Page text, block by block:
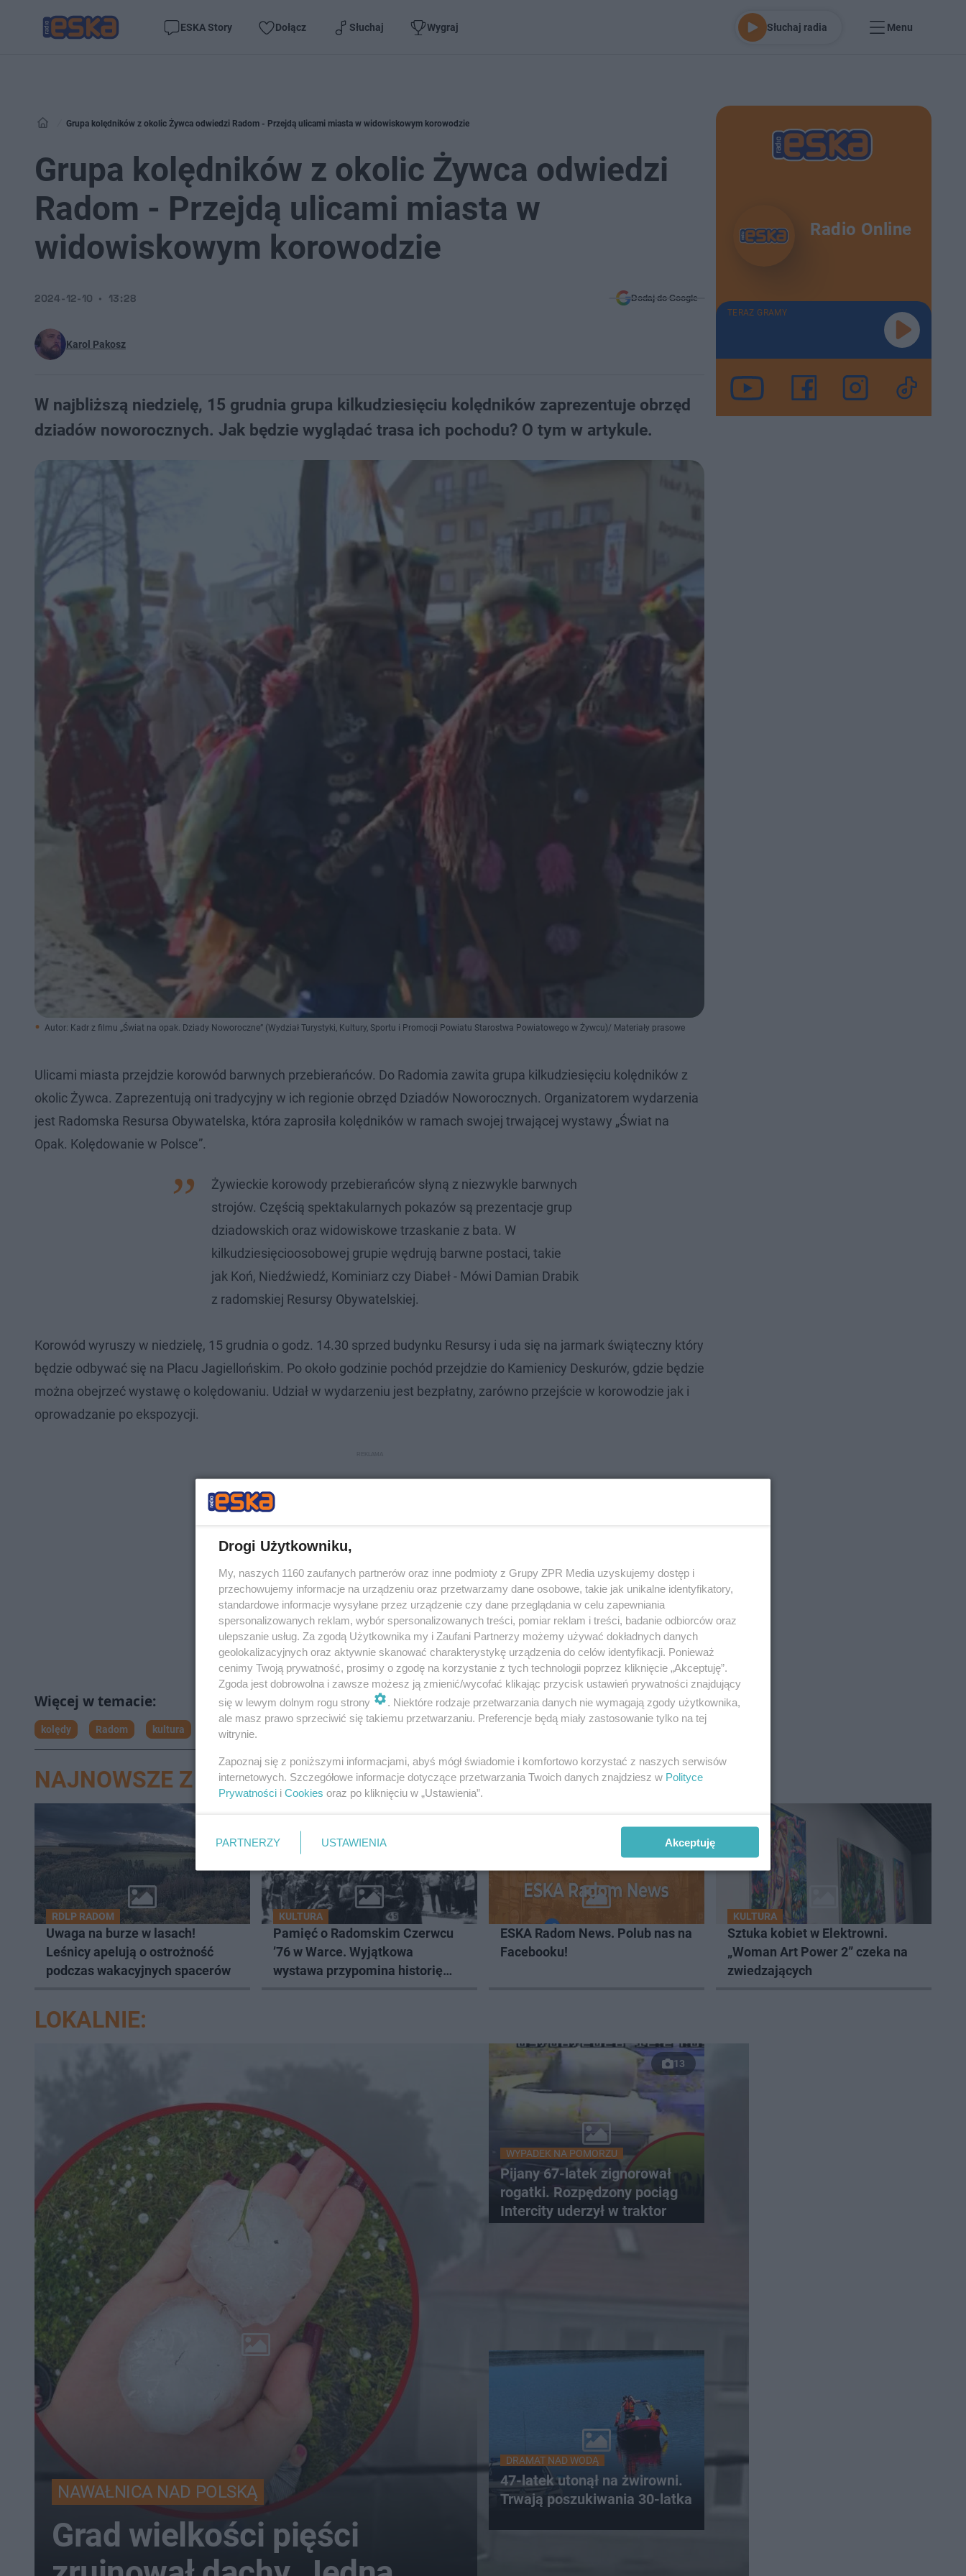
ESKA Story Dołącz Słuchaj Wygraj Słuchaj radia Menu
Grupa kolędników z okolic Żywca odwiedzi Radom - Przejdą ulicami miasta w widowiskowym korowodzie
Grupa kolędników z okolic Żywca odwiedzi
Radom - Przejdą ulicami miasta w
widowiskowym korowodzie
Karol Pakosz
2024-12-10 13:28 Dodaj do Google
W najbliższą niedzielę, 15 grudnia grupa kilkudziesięciu kolędników zaprezentuje obrzęd
dziadów noworocznych. Jak będzie wyglądać trasa ich pochodu? O tym w artykule.
Autor: Kadr z filmu „Świat na opak. Dziady Noworoczne” (Wydział Turystyki, Kultury, Sportu i Promocji Powiatu Starostwa Powiatowego w Żywcu)/ Materiały prasowe
Ulicami miasta przejdzie korowód barwnych przebierańców. Do Radomia zawita grupa kilkudziesięciu kolędników z
okolic Żywca. Zaprezentują oni tradycyjny w ich regionie obrzęd Dziadów Noworocznych. Organizatorem wydarzenia
jest Radomska Resursa Obywatelska, która zaprosiła kolędników w ramach swojej trwającej wystawy „Świat na
Opak. Kolędowanie w Polsce”.
Żywieckie korowody przebierańców słyną z niezwykle barwnych
strojów. Częścią spektakularnych pokazów są prezentacje grup
dziadowskich oraz widowiskowe trzaskanie z bata. W
kilkudziesięcioosobowej grupie wędrują barwne postaci, takie
jak Koń, Niedźwiedź, Kominiarz czy Diabeł - Mówi Damian Drabik
z radomskiej Resursy Obywatelskiej.
Korowód wyruszy w niedzielę, 15 grudnia o godz. 14.30 sprzed budynku Resursy i uda się na jarmark świąteczny który
będzie odbywać się na Placu Jagiellońskim. Po około godzinie pochód przejdzie do Kamienicy Deskurów, gdzie będzie
można obejrzeć wystawę o kolędowaniu. Udział w wydarzeniu jest bezpłatny, zarówno przejście w korowodzie jak i
oprowadzanie po ekspozycji.
kolędy Radom kultura
Radio Online
TERAZ GRAMY
NAJNOWSZE Z DZIAŁU RADOM
RDLP RADOM
Uwaga na burze w lasach!
Leśnicy apelują o ostrożność
podczas wakacyjnych spacerów
KULTURA
Pamięć o Radomskim Czerwcu
’76 w Warce. Wyjątkowa
wystawa przypomina historię
ESKA Radom News. Polub nas na
Facebooku!
KULTURA
Sztuka kobiet w Elektrowni.
„Woman Art Power 2” czeka na
zwiedzających
LOKALNIE:
NAWAŁNICA NAD POLSKĄ
Grad wielkości pięści
13
WYPADEK NA POMORZU
Pijany 67-latek zignorował
rogatki. Rozpędzony pociąg
Intercity uderzył w traktor
DRAMAT NAD WODĄ
47-latek utonął na żwirowni.
Trwają poszukiwania 30-latka
Drogi Użytkowniku,
My, naszych 1160 zaufanych partnerów oraz inne podmioty z Grupy ZPR Media uzyskujemy dostęp i
przechowujemy informacje na urządzeniu oraz przetwarzamy dane osobowe, takie jak unikalne identyfikatory,
standardowe informacje wysyłane przez urządzenie czy dane przeglądania w celu zapewniania
spersonalizowanych reklam, wybór spersonalizowanych treści, pomiar reklam i treści, badanie odbiorców oraz
ulepszanie usług. Za zgodą Użytkownika my i Zaufani Partnerzy możemy używać dokładnych danych
geolokalizacyjnych oraz aktywnie skanować charakterystykę urządzenia do celów identyfikacji. Ponieważ
cenimy Twoją prywatność, prosimy o zgodę na korzystanie z tych technologii poprzez kliknięcie „Akceptuję”.
Zgoda jest dobrowolna i zawsze możesz ją zmienić/wycofać klikając przycisk ustawień prywatności znajdujący
się w lewym dolnym rogu strony
. Niektóre rodzaje przetwarzania danych nie wymagają zgody użytkownika,
ale masz prawo sprzeciwić się takiemu przetwarzaniu. Preferencje będą miały zastosowanie tylko na tej
witrynie.
Zapoznaj się z poniższymi informacjami, abyś mógł świadomie i komfortowo korzystać z naszych serwisów
internetowych. Szczegółowe informacje dotyczące przetwarzania Twoich danych znajdziesz w Polityce
Prywatności i Cookies oraz po kliknięciu w „Ustawienia”.
PARTNERZY USTAWIENIA Akceptuję